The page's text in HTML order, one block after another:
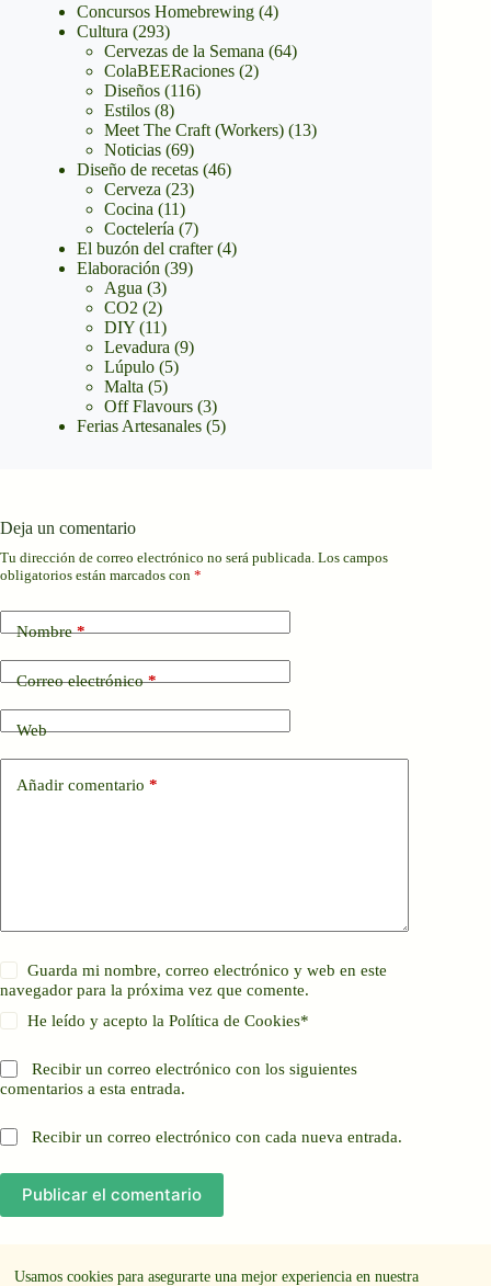
Usamos cookies para asegurarte una mejor experiencia en nuestra
Concursos Homebrewing (4)
Cultura (293)
Cervezas de la Semana (64)
ColaBEERaciones (2)
Diseños (116)
Estilos (8)
Meet The Craft (Workers) (13)
Noticias (69)
Diseño de recetas (46)
Cerveza (23)
Cocina (11)
Coctelería (7)
El buzón del crafter(4)
Elaboración (39)
Agua (3)
CO2 (2)
DIY (11)
Levadura (9)
Lúpulo (5)
Malta (5)
Off Flavours (3)
Ferias Artesanales (5)
Deja un comentario
Tu dirección de correo electrónico no será publicada. Los campos
obligatorios están marcados con *
Nombre*
Correo electrónico*
Web
Añadir comentario *
Guarda mi nombre, correo electrónico y web en este
navegador para la próxima vez que comente.
He leído y acepto laPolítica de Cookies*
Recibir un correo electrónico con los siguientes
comentarios a esta entrada.
Recibir un correo electrónico con cada nueva entrada.
Publicar el comentario